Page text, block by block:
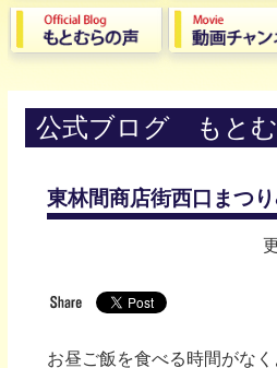
公式ブログ もと
東林間商店街西口まつ
お昼ご飯を食べる時間がな